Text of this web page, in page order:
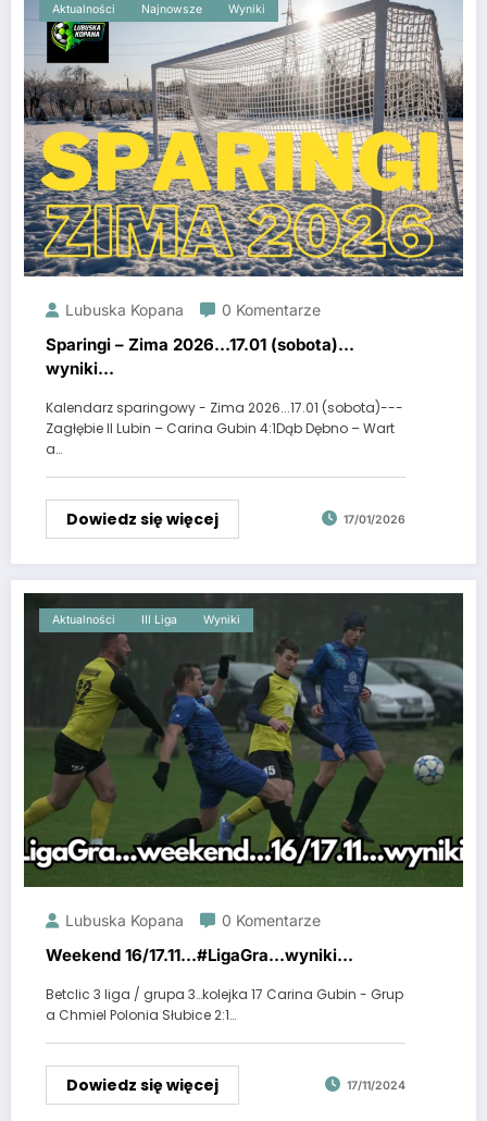
Aktualności Najnowsze Wyniki
Lubuska Kopana 0 Komentarze
Sparingi – Zima 2026…17.01 (sobota)…
wyniki…
Kalendarz sparingowy - Zima 2026...17.01 (sobota)---
Zagłębie II Lubin – Carina Gubin 4:1Dąb Dębno – Wart
a…
Dowiedz się więcej 17/01/2026
Aktualności III Liga Wyniki
Lubuska Kopana 0 Komentarze
Weekend 16/17.11…#LigaGra…wyniki…
Betclic 3 liga / grupa 3…kolejka 17 Carina Gubin - Grup
a Chmiel Polonia Słubice 2:1…
Dowiedz się więcej 17/11/2024